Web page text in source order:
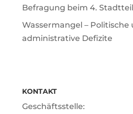
Befragung beim 4.
Wassermangel – Politische
administrative Defizite
KONTAKT
Geschäftsstelle: